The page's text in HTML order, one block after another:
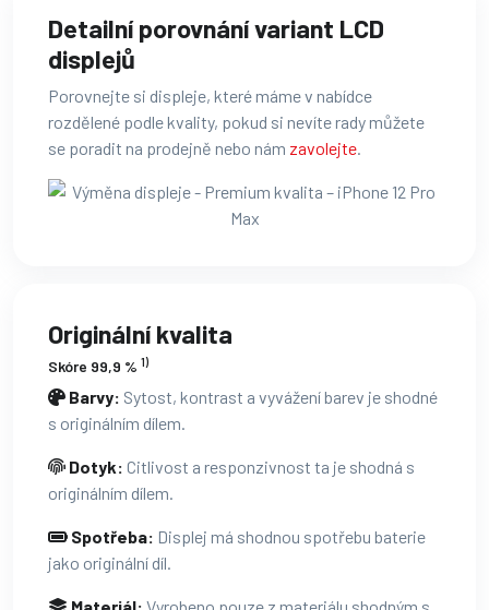
Detailní porovnání variant LCD
displejů
Porovnejte si displeje, které máme v nabídce
rozdělené podle kvality, pokud si nevíte rady můžete
se poradit na prodejně nebo nám zavolejte.
Originální kvalita
Skóre 99,9 % 1)
Barvy: Sytost, kontrast a vyvážení barev je shodné
s originálním dílem.
Dotyk: Citlivost a responzivnost ta je shodná s
originálním dílem.
Spotřeba: Displej má shodnou spotřebu baterie
jako originální díl.